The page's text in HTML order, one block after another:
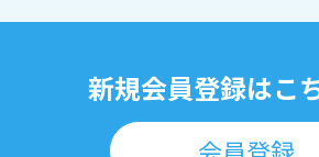
新規会員登録はこ